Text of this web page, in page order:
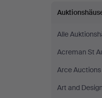
Alle
Acreman St
Arce Auctions
Art and